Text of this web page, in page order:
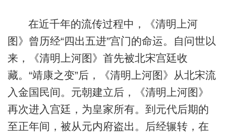
在近千年的流传过程中，《清明上河
图》曾历经“四出五进”宫门的命运。自问世以
来，《清明上河图》首先被北宋宫廷收
藏。“靖康之变”后，《清明上河图》从北宋流
入金国民间。元朝建立后，《清明上河图》
再次进入宫廷，为皇家所有。到元代后期的
至正年间，被从元内府盗出。后经辗转，在